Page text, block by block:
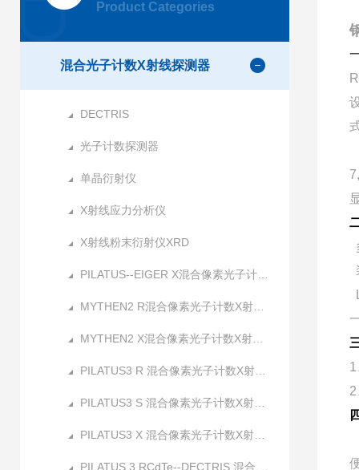
Product Categories
混合光子计数X射线探测器
DECTRIS
光子计数探测器
单晶衍射仪
X射线应力分析仪
X射线粉末衍射仪XRD
PILATUS--EIGER X混合像素光子计数X射线探测器
MYTHEN2 R混合像素光子计数X射线探测器
MYTHEN2 X混合像素光子计数X射线探测器
PILATUS3 R 混合像素光子计数X射线探测器
PILATUS3 S 混合像素光子计数X射线探测器
PILATUS3 X 混合像素光子计数X射线探测器
PILATUS 3 RCdTe--DECTRIS 混合像素光子计数X射线探测器
1
2